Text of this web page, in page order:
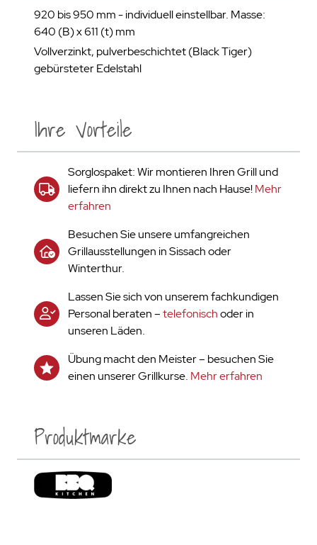
Ihre Vorteile
Sorglospaket: Wir montieren Ihren Grill und
liefern ihn direkt zu Ihnen nach Hause!Mehr
erfahren
Besuchen Sie unsere umfangreichen
Grillausstellungen in Sissach oder
Winterthur.
Lassen Sie sich von unserem fachkundigen
Personal beraten –telefonischoder in
unseren Läden.
Übung macht den Meister – besuchen Sie
einen unserer Grillkurse. Mehr erfahren
920 bis 950 mm - individuell einstellbar. Masse:
640 (B) x 611 (t) mm
Vollverzinkt, pulverbeschichtet (Black Tiger)
gebürsteter Edelstahl
Produktmarke